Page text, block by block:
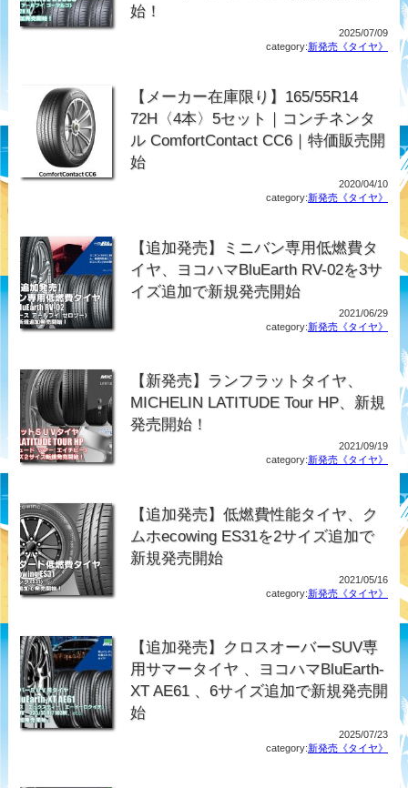
始！
2025/07/09
category:新発売《タイヤ》
【メーカー在庫限り】165/55R14
72H〈4本〉5セット｜コンチネンタ
ル ComfortContact CC6｜特価販売開
始
2020/04/10
category:新発売《タイヤ》
【追加発売】ミニバン専用低燃費タ
イヤ、ヨコハマBluEarth RV-02を3サ
イズ追加で新規発売開始
2021/06/29
category:新発売《タイヤ》
【新発売】ランフラットタイヤ、
MICHELIN LATITUDE Tour HP、新規
発売開始！
2021/09/19
category:新発売《タイヤ》
【追加発売】低燃費性能タイヤ、ク
ムホecowing ES31を2サイズ追加で
新規発売開始
2021/05/16
category:新発売《タイヤ》
【追加発売】クロスオーバーSUV専
用サマータイヤ 、ヨコハマBluEarth-
XT AE61 、6サイズ追加で新規発売開
始
2025/07/23
category:新発売《タイヤ》